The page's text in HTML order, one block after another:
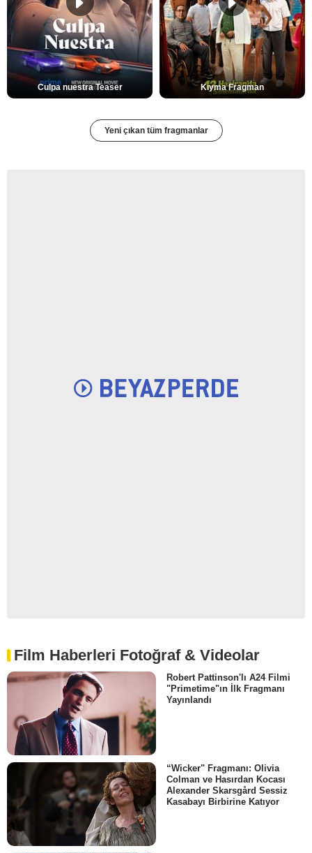
Culpa nuestra Teaser Kıyma Fragman
Yeni çıkan tüm fragmanlar
Film Haberleri Fotoğraf & Videolar
Robert Pattinson'lı A24 Filmi
"Primetime"ın İlk Fragmanı
Yayınlandı
“Wicker" Fragmanı: Olivia
Colman ve Hasırdan Kocası
Alexander Skarsgård Sessiz
Kasabayı Birbirine Katıyor